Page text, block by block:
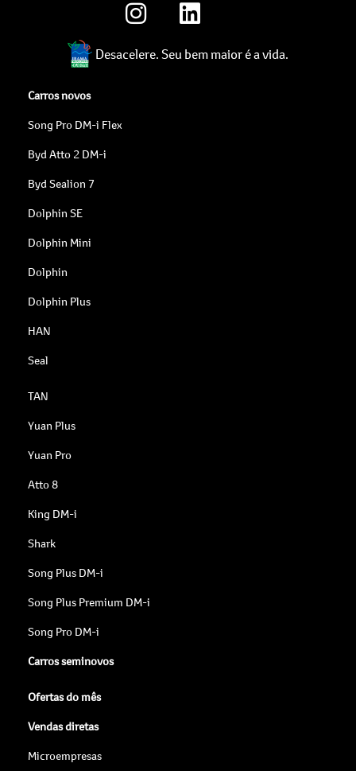
Desacelere. Seu bem maior é a vida.
Carros novos
Song Pro DM-i Flex
Byd Atto 2 DM-i
Byd Sealion 7
Dolphin SE
Dolphin Mini
Dolphin
Dolphin Plus
HAN
Seal
TAN
Yuan Plus
Yuan Pro
Atto 8
King DM-i
Shark
Song Plus DM-i
Song Plus Premium DM-i
Song Pro DM-i
Carros seminovos
Ofertas do mês
Vendas diretas
Microempresas